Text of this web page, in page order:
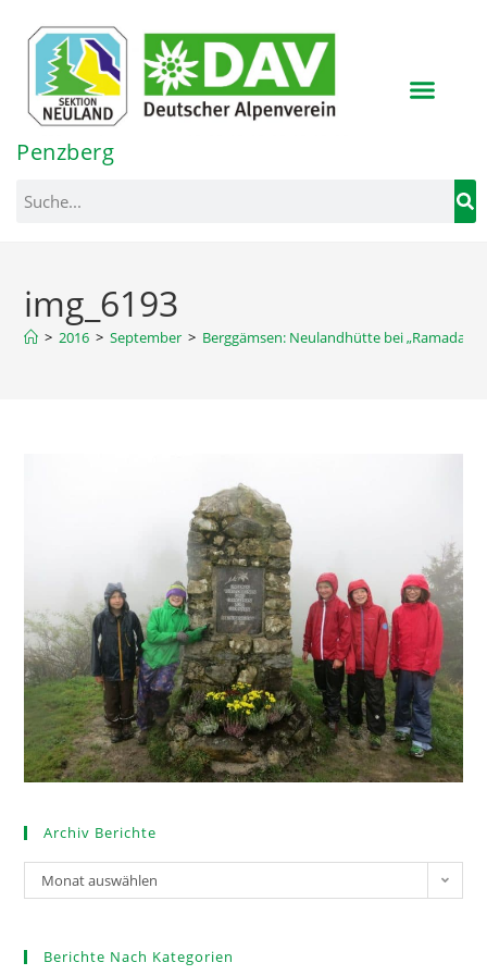
springen
Penzberg
img_6193
> 2016 > September > Berggämsen: Neulandhütte bei
Archiv Berichte
Monat auswählen
Berichte Nach Kategorien